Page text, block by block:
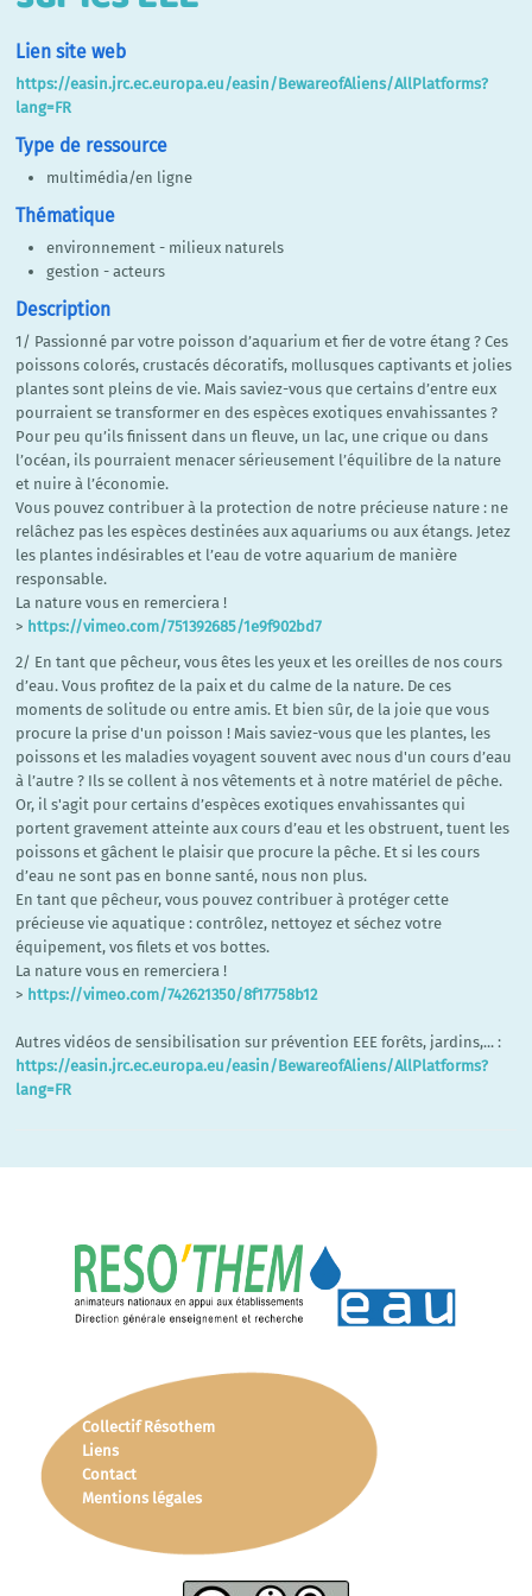
Lien site web
https://easin.jrc.ec.europa.eu/easin/BewareofAliens/AllPlatforms?
lang=FR
Type de ressource
multimédia/en ligne
Thématique
environnement - milieux naturels
gestion - acteurs
Description
1/ Passionné par votre poisson d’aquarium et fier de votre étang ? Ces
poissons colorés, crustacés décoratifs, mollusques captivants et jolies
plantes sont pleins de vie. Mais saviez-vous que certains d’entre eux
pourraient se transformer en des espèces exotiques envahissantes ?
Pour peu qu’ils finissent dans un fleuve, un lac, une crique ou dans
l’océan, ils pourraient menacer sérieusement l’équilibre de la nature
et nuire à l’économie.
Vous pouvez contribuer à la protection de notre précieuse nature : ne
relâchez pas les espèces destinées aux aquariums ou aux étangs. Jetez
les plantes indésirables et l’eau de votre aquarium de manière
responsable.
La nature vous en remerciera !
> https://vimeo.com/751392685/1e9f902bd7
2/ En tant que pêcheur, vous êtes les yeux et les oreilles de nos cours
d’eau. Vous profitez de la paix et du calme de la nature. De ces
moments de solitude ou entre amis. Et bien sûr, de la joie que vous
procure la prise d'un poisson ! Mais saviez-vous que les plantes, les
poissons et les maladies voyagent souvent avec nous d'un cours d’eau
à l’autre ? Ils se collent à nos vêtements et à notre matériel de pêche.
Or, il s'agit pour certains d’espèces exotiques envahissantes qui
portent gravement atteinte aux cours d’eau et les obstruent, tuent les
poissons et gâchent le plaisir que procure la pêche. Et si les cours
d’eau ne sont pas en bonne santé, nous non plus.
En tant que pêcheur, vous pouvez contribuer à protéger cette
précieuse vie aquatique : contrôlez, nettoyez et séchez votre
équipement, vos filets et vos bottes.
La nature vous en remerciera !
> https://vimeo.com/742621350/8f17758b12
Autres vidéos de sensibilisation sur prévention EEE forêts, jardins,... :
https://easin.jrc.ec.europa.eu/easin/BewareofAliens/AllPlatforms?
lang=FR
Collectif Résothem
Liens
Contact
Mentions légales